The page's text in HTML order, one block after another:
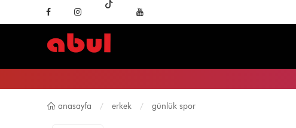
anasayfa erkek günlük spor